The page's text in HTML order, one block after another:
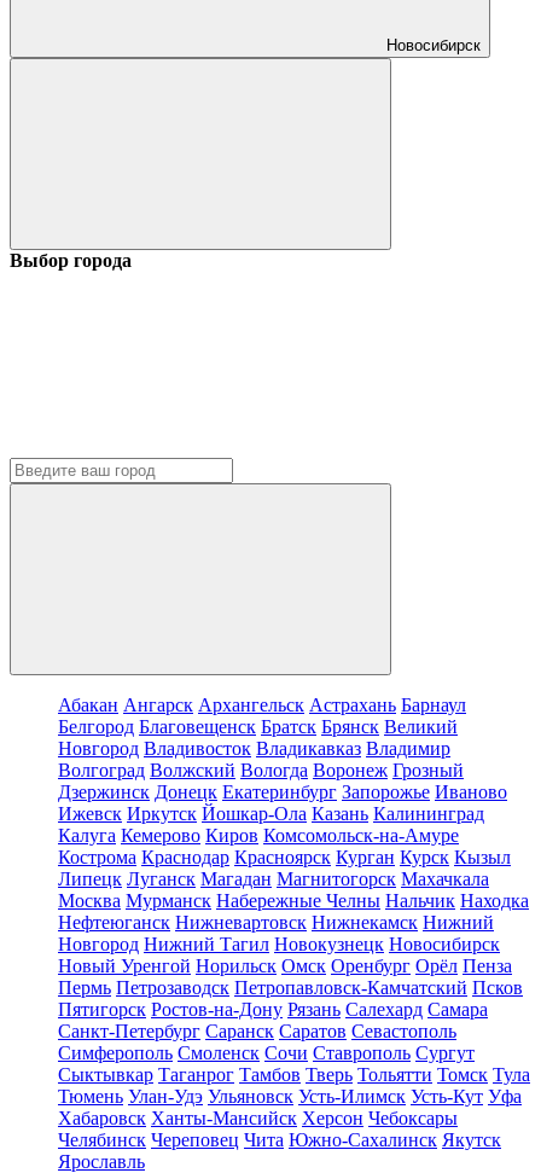
Новосибирск
Выбор города
Абакан Ангарск Архангельск Астрахань Барнаул
Белгород Благовещенск Братск Брянск Великий
Новгород Владивосток Владикавказ Владимир
Волгоград Волжский Вологда Воронеж Грозный
Дзержинск Донецк Екатеринбург Запорожье Иваново
Ижевск Иркутск Йошкар-Ола Казань Калининград
Калуга Кемерово Киров Комсомольск-на-Амуре
Кострома Краснодар Красноярск Курган Курск Кызыл
Липецк Луганск Магадан Магнитогорск Махачкала
Москва Мурманск Набережные Челны Нальчик Находка
Нефтеюганск Нижневартовск Нижнекамск Нижний
Новгород Нижний Тагил Новокузнецк Новосибирск
Новый Уренгой Норильск Омск Оренбург Орёл Пенза
Пермь Петрозаводск Петропавловск-Камчатский Псков
Пятигорск Ростов-на-Дону Рязань Салехард Самара
Санкт-Петербург Саранск Саратов Севастополь
Симферополь Смоленск Сочи Ставрополь Сургут
Сыктывкар Таганрог Тамбов Тверь Тольятти Томск Тула
Тюмень Улан-Удэ Ульяновск Усть-Илимск Усть-Кут Уфа
Хабаровск Ханты-Мансийск Херсон Чебоксары
Челябинск Череповец Чита Южно-Сахалинск Якутск
Ярославль